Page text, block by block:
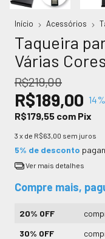
Início Acessórios
Taqueira
Várias
R$219,00
R$189,00 14
R$179,55 com Pix
3 x de R$63,00 sem juros
5% de desconto
Ver mais detalhes
Compre mais,
20% OFF
30% OFF